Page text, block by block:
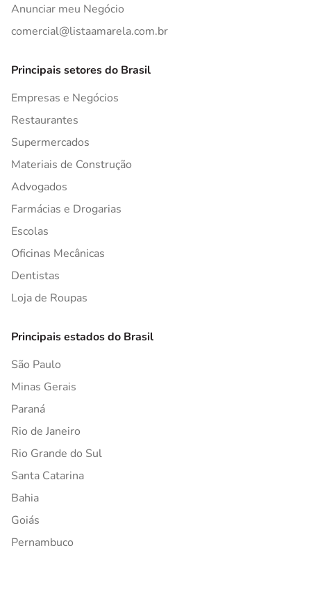
Anunciar meu Negócio
comercial@listaamarela.com.br
Principais setores do Brasil
Empresas e Negócios
Restaurantes
Supermercados
Materiais de Construção
Advogados
Farmácias e Drogarias
Escolas
Oficinas Mecânicas
Dentistas
Loja de Roupas
Principais estados do Brasil
São Paulo
Minas Gerais
Paraná
Rio de Janeiro
Rio Grande do Sul
Santa Catarina
Bahia
Goiás
Pernambuco